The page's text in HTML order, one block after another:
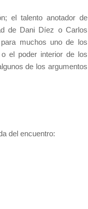
el talento anotador de
de Dani Díez o Carlos
muchos uno de los
el poder interior de los
de los argumentos
del encuentro: